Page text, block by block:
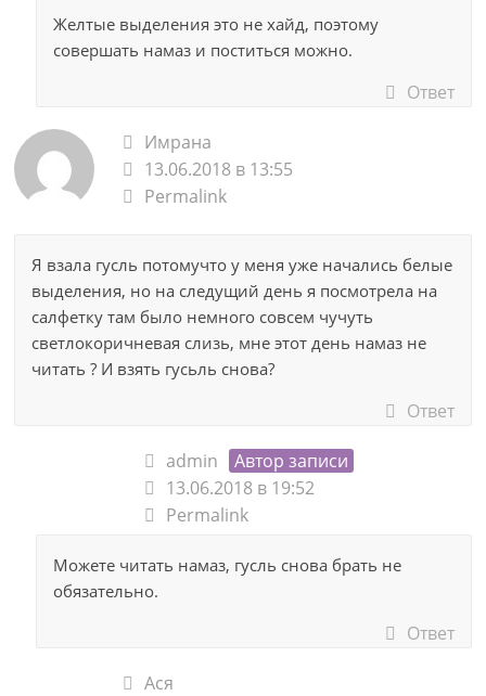
Желтые выделения это не хайд, поэтому
совершать намаз и поститься можно.
Ответ
Имрана
13.06.2018 в 13:55
Permalink
Я взала гусль потомучто у меня уже начались белые
выделения, но на следущий день я посмотрела на
салфетку там было немного совсем чучуть
светлокоричневая слизь, мне этот день намаз не
читать ? И взять гусьль снова?
Ответ
admin
Автор записи
13.06.2018 в 19:52
Permalink
Можете читать намаз, гусль снова брать не
обязательно.
Ответ
Ася